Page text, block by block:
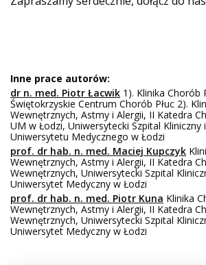
Inne prace autorów:
dr n. med. Piotr Łacwik 1). Klinika Chorób
Świętokrzyskie Centrum Chorób Płuc 2).
Wewnętrznych, Astmy i Alergii, II Katedra
UM w Łodzi, Uniwersytecki Szpital Kliniczny
Uniwersytetu Medycznego w Łodzi
prof. dr hab. n. med. Maciej Kupczyk
Wewnętrznych, Astmy i Alergii, II Katedra
Wewnętrznych, Uniwersytecki Szpital
Uniwersytet Medyczny w Łodzi
prof. dr hab. n. med. Piotr Kuna Klinika
Wewnętrznych, Astmy i Alergii, II Katedra
Wewnętrznych, Uniwersytecki Szpital
Uniwersytet Medyczny w Łodzi